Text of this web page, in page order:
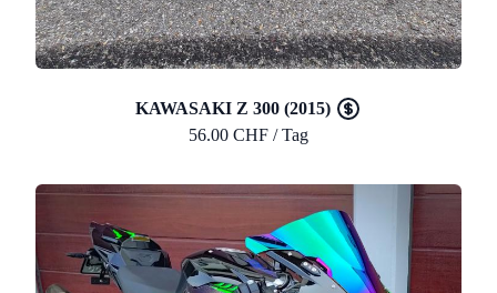
KAWASAKI Z 300 (2015)
56.00 CHF / Tag